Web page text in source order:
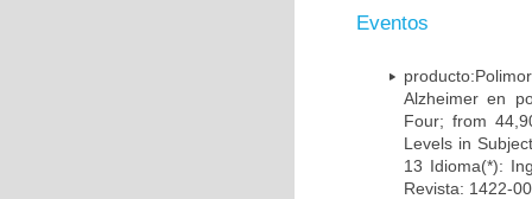
Eventos
Alzheimer en
Four; from
Levels in
13 Idioma(*):
Revista: 1422-